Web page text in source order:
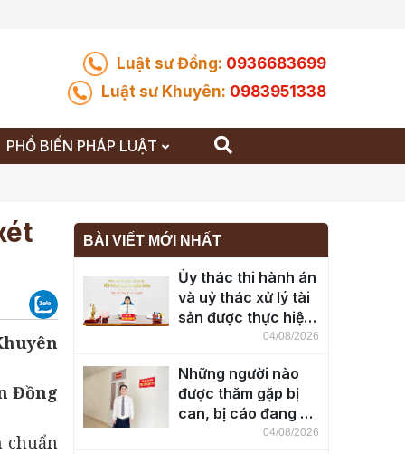
Luật sư Đồng: 0936683699
Luật sư Khuyên: 0983951338
PHỔ BIẾN PHÁP LUẬT
Đồng
chuẩn
BÀI VIẾT MỚI NHẤT
Ủy thác thi hành án
và uỷ thác xử lý tài
sản được thực hiện
04/08/2026
Những người nào
được thăm gặp bị
can, bị cáo đang bị
04/08/2026